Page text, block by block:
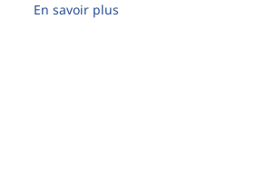
En savoir plus